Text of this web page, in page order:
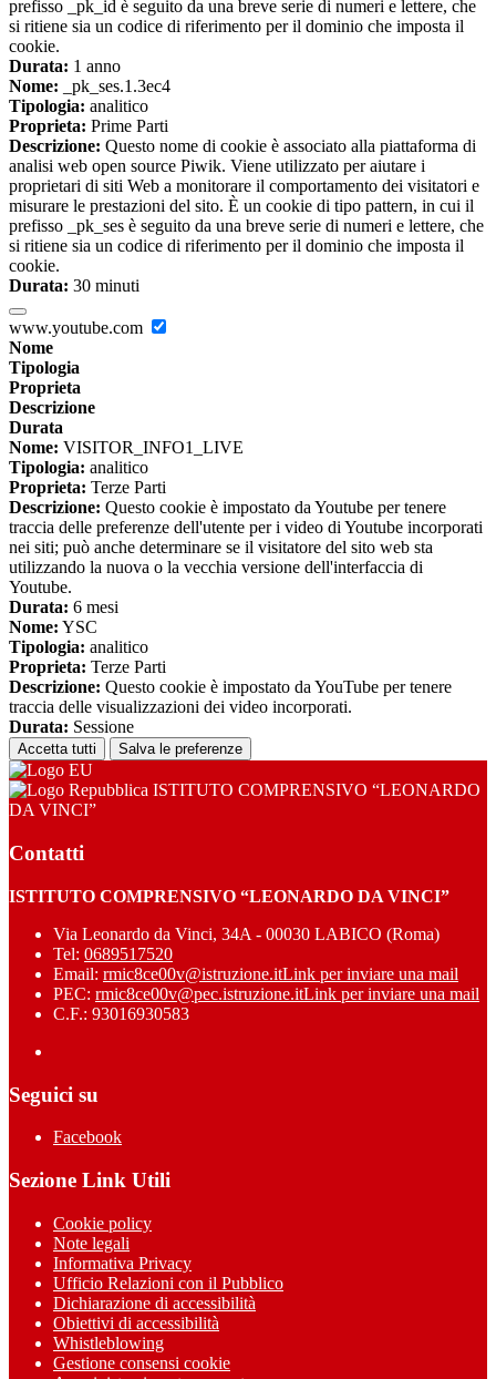
prefisso _pk_id è seguito da una breve serie di numeri e lettere, che
si ritiene sia un codice di riferimento per il dominio che imposta il
cookie.
Durata: 1 anno
Nome: _pk_ses.1.3ec4
Tipologia: analitico
Proprieta: Prime Parti
Descrizione: Questo nome di cookie è associato alla piattaforma di
analisi web open source Piwik. Viene utilizzato per aiutare i
proprietari di siti Web a monitorare il comportamento dei visitatori e
misurare le prestazioni del sito. È un cookie di tipo pattern, in cui il
prefisso _pk_ses è seguito da una breve serie di numeri e lettere, che
si ritiene sia un codice di riferimento per il dominio che imposta il
cookie.
Durata: 30 minuti
www.youtube.com
Nome
Tipologia
Proprieta
Descrizione
Durata
Nome: VISITOR_INFO1_LIVE
Tipologia: analitico
Proprieta: Terze Parti
Descrizione: Questo cookie è impostato da Youtube per tenere
traccia delle preferenze dell'utente per i video di Youtube incorporati
nei siti; può anche determinare se il visitatore del sito web sta
utilizzando la nuova o la vecchia versione dell'interfaccia di
Youtube.
Durata: 6 mesi
Nome: YSC
Tipologia: analitico
Proprieta: Terze Parti
Descrizione: Questo cookie è impostato da YouTube per tenere
traccia delle visualizzazioni dei video incorporati.
Durata: Sessione
Accetta tutti Salva le preferenze
ISTITUTO COMPRENSIVO “LEONARDO
DA VINCI”
Contatti
ISTITUTO COMPRENSIVO “LEONARDO DA VINCI”
Via Leonardo da Vinci, 34A - 00030 LABICO (Roma)
Tel: 0689517520
Email: rmic8ce00v@istruzione.itLink per inviare una mail
PEC: rmic8ce00v@pec.istruzione.itLink per inviare una mail
C.F.: 93016930583
Seguici su
Facebook
Sezione Link Utili
Cookie policy
Note legali
Informativa Privacy
Ufficio Relazioni con il Pubblico
Dichiarazione di accessibilità
Obiettivi di accessibilità
Whistleblowing
Gestione consensi cookie